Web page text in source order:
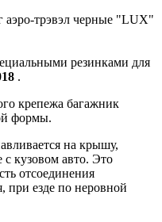
аэро-трэвэл черные "LUX"
резинками для
.
крепежа багажник
формы.
на крышу,
с кузовом авто. Это
отсоединения
при езде по неровной